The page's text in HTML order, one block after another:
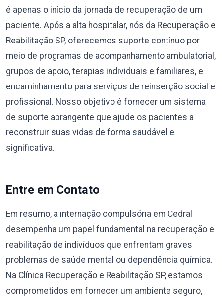
é apenas o início da jornada de recuperação de um
paciente. Após a alta hospitalar, nós da Recuperação e
Reabilitação SP, oferecemos suporte contínuo por
meio de programas de acompanhamento ambulatorial,
grupos de apoio, terapias individuais e familiares, e
encaminhamento para serviços de reinserção social e
profissional. Nosso objetivo é fornecer um sistema
de suporte abrangente que ajude os pacientes a
reconstruir suas vidas de forma saudável e
significativa.
Entre em Contato
Em resumo, a internação compulsória em Cedral
desempenha um papel fundamental na recuperação e
reabilitação de indivíduos que enfrentam graves
problemas de saúde mental ou dependência química.
Na Clínica Recuperação e Reabilitação SP, estamos
comprometidos em fornecer um ambiente seguro,